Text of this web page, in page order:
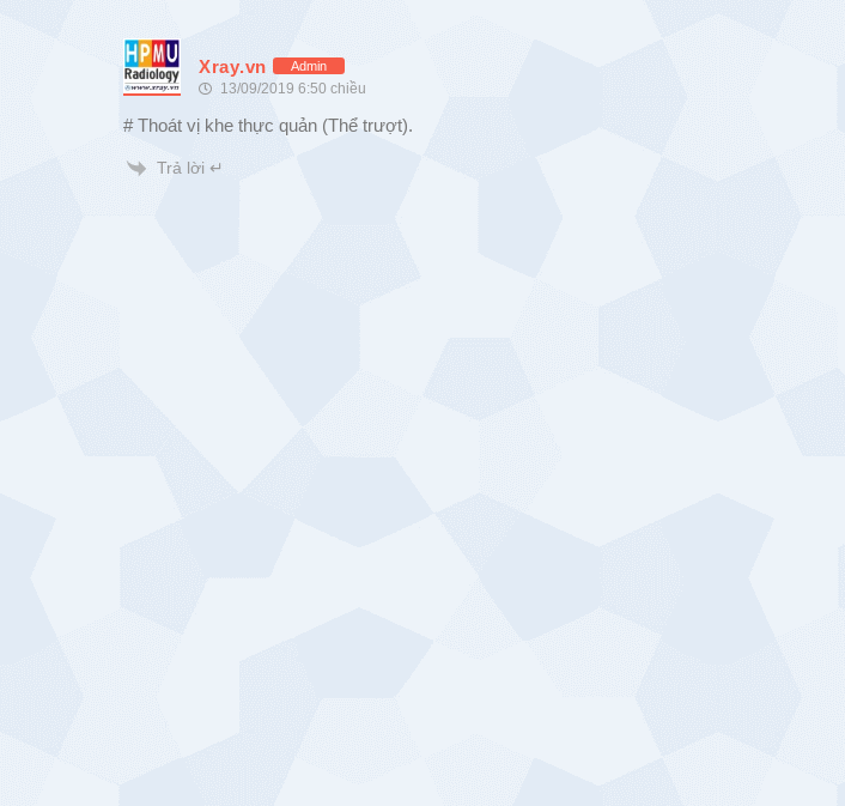
Xray.vn Admin
13/09/2019 6:50 chiều
# Thoát vị khe thực quản (Thể trượt).
Trả lời ↵